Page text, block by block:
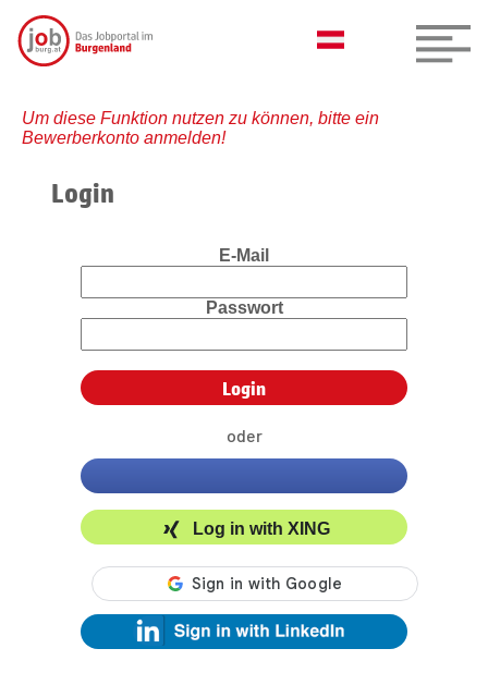
Um diese Funktion nutzen zu können, bitte ein
Bewerberkonto anmelden!
Login
E-Mail
Passwort
oder
Log in with XING